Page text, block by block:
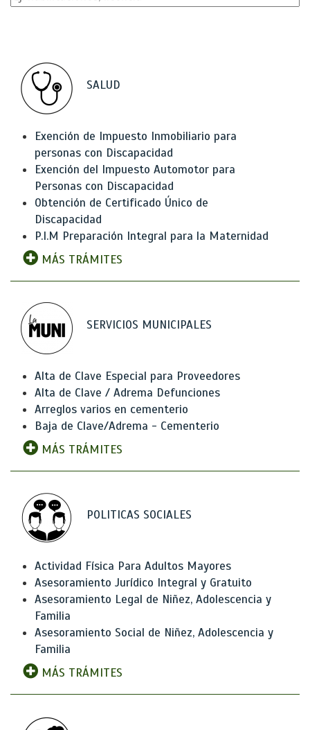
SALUD
Exención de Impuesto Inmobiliario para
personas con Discapacidad
Exención del Impuesto Automotor para
Personas con Discapacidad
Obtención de Certificado Único de
Discapacidad
P.I.M Preparación Integral para la Maternidad
MÁS TRÁMITES
SERVICIOS MUNICIPALES
Alta de Clave Especial para Proveedores
Alta de Clave / Adrema Defunciones
Arreglos varios en cementerio
Baja de Clave/Adrema - Cementerio
MÁS TRÁMITES
POLITICAS SOCIALES
Actividad Física Para Adultos Mayores
Asesoramiento Jurídico Integral y Gratuito
Asesoramiento Legal de Niñez, Adolescencia y
Familia
Asesoramiento Social de Niñez, Adolescencia y
Familia
MÁS TRÁMITES